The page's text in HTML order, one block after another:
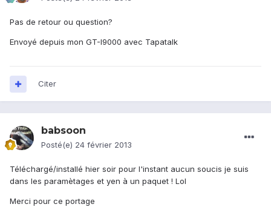
Pas de retour ou question?
Envoyé depuis mon GT-I9000 avec Tapatalk
Citer
babsoon
Posté(e) 24 février 2013
Téléchargé/installé hier soir pour l'instant aucun soucis je suis
dans les paramètages et yen à un paquet ! Lol
Merci pour ce portage